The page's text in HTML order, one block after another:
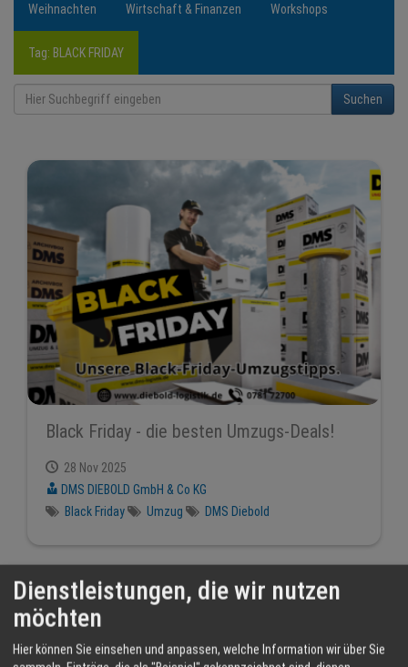
Weihnachten Wirtschaft & Finanzen Workshops
Tag: BLACK FRIDAY
Suchen
Black Friday - die besten Umzugs-Deals!
28 Nov 2025
DMS DIEBOLD GmbH & Co KG
Black Friday
Umzug DMS Diebold
Dienstleistungen, die wir nutzen
möchten
Hier können Sie einsehen und anpassen, welche Information wir über Sie